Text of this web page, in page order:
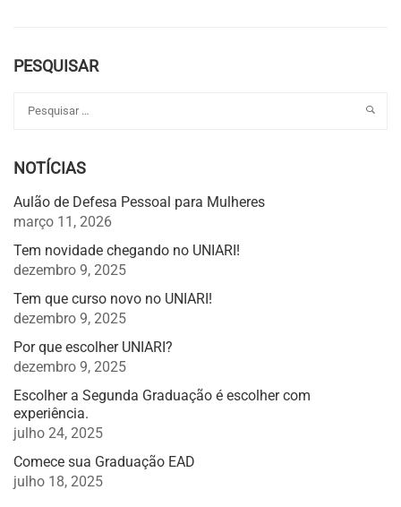
PESQUISAR
NOTÍCIAS
Aulão de Defesa Pessoal para Mulheres
março 11, 2026
Tem novidade chegando no UNIARI!
dezembro 9, 2025
Tem que curso novo no UNIARI!
dezembro 9, 2025
Por que escolher UNIARI?
dezembro 9, 2025
Escolher a Segunda Graduação é escolher com
experiência.
julho 24, 2025
Comece sua Graduação EAD
julho 18, 2025